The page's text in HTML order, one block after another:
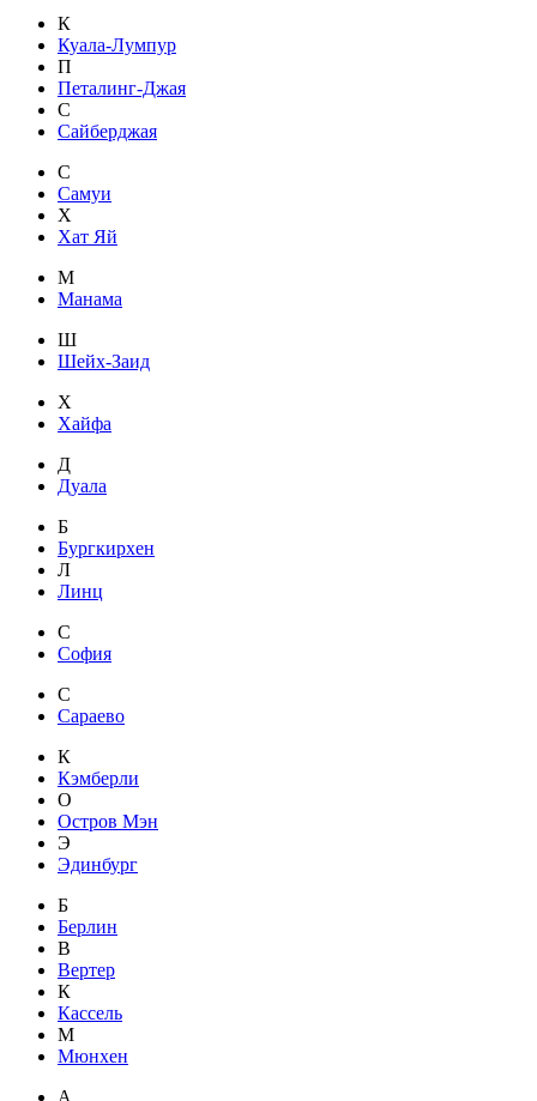
К
Куала-Лумпур
П
Петалинг-Джая
С
Сайберджая
С
Самуи
Х
Хат Яй
М
Манама
Ш
Шейх-Заид
Х
Хайфа
Д
Дуала
Б
Бургкирхен
Л
Линц
С
София
С
Сараево
К
Кэмберли
О
Остров Мэн
Э
Эдинбург
Б
Берлин
В
Вертер
К
Кассель
М
Мюнхен
А